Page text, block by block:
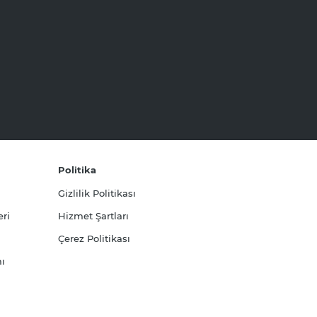
Politika
Gizlilik Politikası
Hizmet Şartları
Çerez Politikası